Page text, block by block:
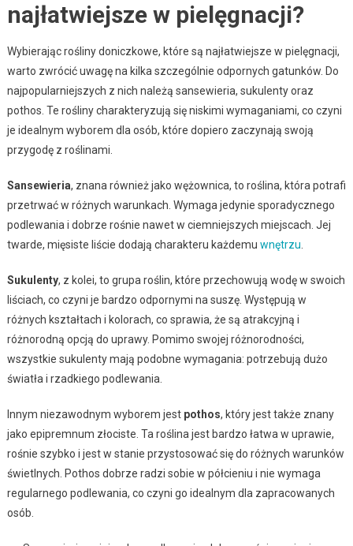
najłatwiejsze w pielęgnacji?
Wybierając rośliny doniczkowe, które są najłatwiejsze w pielęgnacji,
warto zwrócić uwagę na kilka szczególnie odpornych gatunków. Do
najpopularniejszych z nich należą sansewieria, sukulenty oraz
pothos. Te rośliny charakteryzują się niskimi wymaganiami, co czyni
je idealnym wyborem dla osób, które dopiero zaczynają swoją
przygodę z roślinami.
Sansewieria, znana również jako wężownica, to roślina, która potrafi
przetrwać w różnych warunkach. Wymaga jedynie sporadycznego
podlewania i dobrze rośnie nawet w ciemniejszych miejscach. Jej
twarde, mięsiste liście dodają charakteru każdemu wnętrzu
Sukulenty, z kolei, to grupa roślin, które przechowują wodę w swoich
liściach, co czyni je bardzo odpornymi na suszę. Występują w
różnych kształtach i kolorach, co sprawia, że są atrakcyjną i
różnorodną opcją do uprawy. Pomimo swojej różnorodności,
wszystkie sukulenty mają podobne wymagania: potrzebują dużo
światła i rzadkiego podlewania.
Innym niezawodnym wyborem jest pothos, który jest także znany
jako epipremnum złociste. Ta roślina jest bardzo łatwa w uprawie,
rośnie szybko i jest w stanie przystosować się do różnych warunków
świetlnych. Pothos dobrze radzi sobie w półcieniu i nie wymaga
regularnego podlewania, co czyni go idealnym dla zapracowanych
osób.